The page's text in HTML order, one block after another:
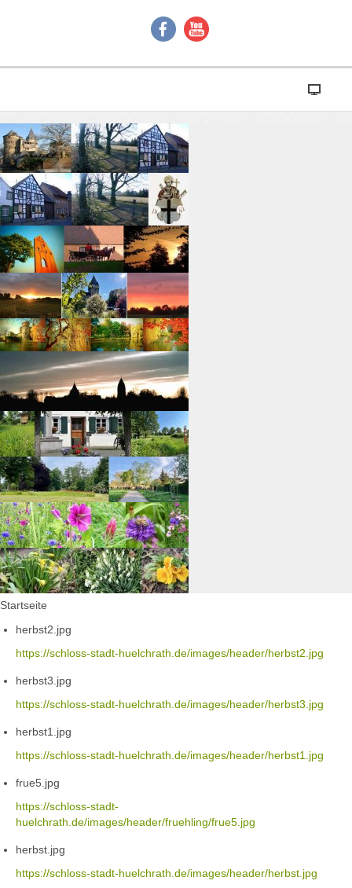
Startseite
herbst2.jpg
https://schloss-stadt-huelchrath.de/images/header/herbst2.jpg
herbst3.jpg
https://schloss-stadt-huelchrath.de/images/header/herbst3.jpg
herbst1.jpg
https://schloss-stadt-huelchrath.de/images/header/herbst1.jpg
frue5.jpg
https://schloss-stadt-
huelchrath.de/images/header/fruehling/frue5.jpg
herbst.jpg
https://schloss-stadt-huelchrath.de/images/header/herbst.jpg